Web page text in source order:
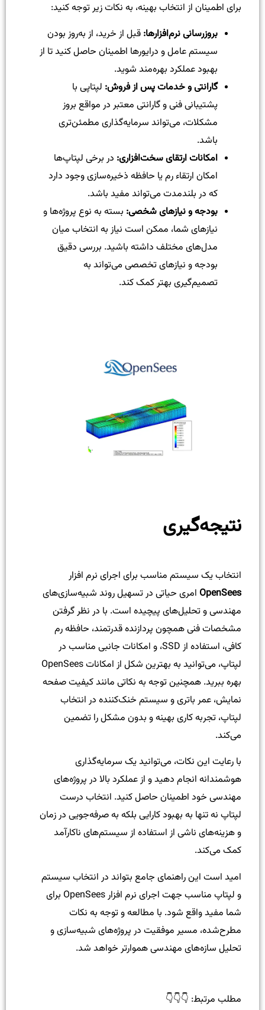
برای اطمینان از انتخاب بهینه، به نکات زیر توجه کنید:
بروزرسانی نرم‌افزارها: قبل از خرید، از به‌روز بودن
سیستم عامل و درایورها اطمینان حاصل کنید تا از
بهبود عملکرد بهره‌مند شوید.
گارانتی و خدمات پس از فروش: لپتاپی با
پشتیبانی فنی و گارانتی معتبر در مواقع بروز
مشکلات، می‌تواند سرمایه‌گذاری مطمئن‌تری
باشد.
امکانات ارتقای سخت‌افزاری: در برخی لپتاپ‌ها
امکان ارتقاء رم یا حافظه ذخیره‌سازی وجود دارد
که در بلندمدت می‌تواند مفید باشد.
بودجه و نیازهای شخصی: بسته به نوع پروژه‌ها و
نیازهای شما، ممکن است نیاز به انتخاب میان
مدل‌های مختلف داشته باشید. بررسی دقیق
بودجه و نیازهای تخصصی می‌تواند به
تصمیم‌گیری بهتر کمک کند.
نتیجه‌گیری
انتخاب یک سیستم مناسب برای اجرای نرم افزار
OpenSees امری حیاتی در تسهیل روند شبیه‌سازی‌های
مهندسی و تحلیل‌های پیچیده است. با در نظر گرفتن
مشخصات فنی همچون پردازنده قدرتمند، حافظه رم
کافی، استفاده از SSD، و امکانات جانبی مناسب در
لپتاپ، می‌توانید به بهترین شکل از امکانات OpenSees
بهره ببرید. همچنین توجه به نکاتی مانند کیفیت صفحه
نمایش، عمر باتری و سیستم خنک‌کننده در انتخاب
لپتاپ، تجربه کاری بهینه و بدون مشکل را تضمین
می‌کند.
با رعایت این نکات، می‌توانید یک سرمایه‌گذاری
هوشمندانه انجام دهید و از عملکرد بالا در پروژه‌های
مهندسی خود اطمینان حاصل کنید. انتخاب درست
لپتاپ نه تنها به بهبود کارایی بلکه به صرفه‌جویی در زمان
و هزینه‌های ناشی از استفاده از سیستم‌های ناکارآمد
کمک می‌کند.
امید است این راهنمای جامع بتواند در انتخاب سیستم
و لپتاپ مناسب جهت اجرای نرم افزار OpenSees برای
شما مفید واقع شود. با مطالعه و توجه به نکات
مطرح‌شده، مسیر موفقیت در پروژه‌های شبیه‌سازی و
تحلیل سازه‌های مهندسی هموارتر خواهد شد.
مطلب مرتبط: 👇👇👇